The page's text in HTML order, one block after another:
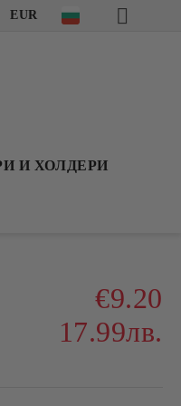
EUR
И ХОЛДЕРИ
€9.20
17.99лв.